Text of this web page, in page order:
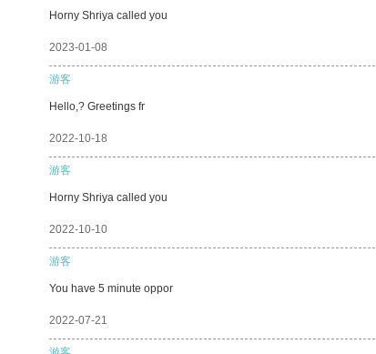
Horny Shriya called you
2023-01-08
游客
Hello,? Greetings fr
2022-10-18
游客
Horny Shriya called you
2022-10-10
游客
You have 5 minute oppor
2022-07-21